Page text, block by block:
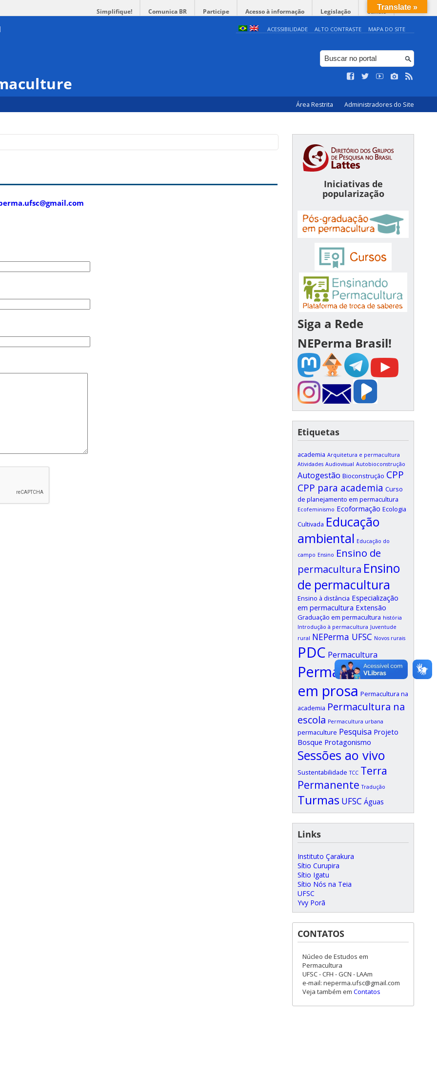
Simplifique! Comunica BR Participe Acesso à informação Legislação Canais
ACESSIBILIDADE ALTO CONTRASTE MAPA DO SITE
Área Restrita Administradores do Site
Iniciativas de
popularização
Siga a Rede
NEPerma Brasil!
Etiquetas
academia Arquitetura e permacultura
Atividades Audiovisual Autobioconstrução
Autogestão Bioconstrução CPP
CPP para academia Curso
de planejamento em permacultura
Ecofeminismo Ecoformação Ecologia
Cultivada Educação
ambiental Educação do
campo Ensino Ensino de
permacultura Ensino
de permacultura
Ensino à distância Especialização
em permacultura Extensão
Graduação em permacultura história
Introdução à permacultura Juventude
rural NEPerma UFSC Novos rurais
PDC Permacultura
Permacultura
em prosa Permacultura na
academia Permacultura na
escola Permacultura urbana
permaculture Pesquisa Projeto
Bosque Protagonismo
Sessões ao vivo
Sustentabilidade TCC Terra
Permanente Tradução
Turmas UFSC Águas
Links
Instituto Çarakura
Sítio Curupira
Sítio Igatu
Sítio Nós na Teia
UFSC
Yvy Porã
CONTATOS
Núcleo de Estudos em
Permacultura
UFSC - CFH - GCN - LAAm
e-mail: neperma.ufsc@gmail.com
Veja também em Contatos
Translate »